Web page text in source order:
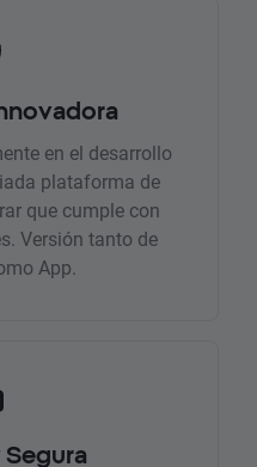
en el desarrollo
plataforma de
que cumple con
Versión tanto de
App.